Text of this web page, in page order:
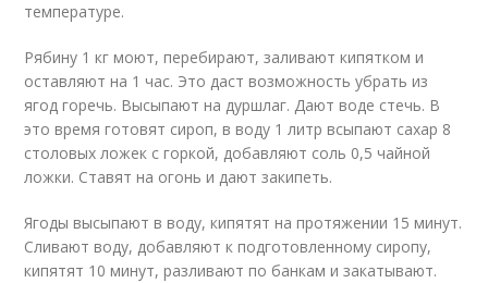
температуре.
Рябину 1 кг моют, перебирают, заливают кипятком и
оставляют на 1 час. Это даст возможность убрать из
ягод горечь. Высыпают на дуршлаг. Дают воде стечь. В
это время готовят сироп, в воду 1 литр всыпают сахар 8
столовых ложек с горкой, добавляют соль 0,5 чайной
ложки. Ставят на огонь и дают закипеть.
Ягоды высыпают в воду, кипятят на протяжении 15 минут.
Сливают воду, добавляют к подготовленному сиропу,
кипятят 10 минут, разливают по банкам и закатывают.